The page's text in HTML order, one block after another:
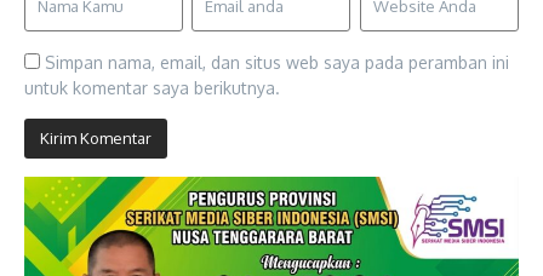
Simpan nama, email, dan situs web saya pada peramban ini
untuk komentar saya berikutnya.